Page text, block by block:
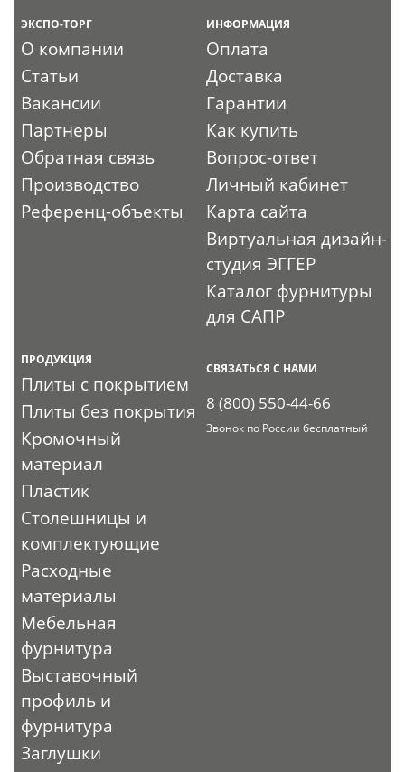
ЭКСПО-ТОРГ
О компании
Статьи
Вакансии
Партнеры
Обратная связь
Производство
Референц-объекты
ИНФОРМАЦИЯ
Оплата
Доставка
Гарантии
Как купить
Вопрос-ответ
Личный кабинет
Карта сайта
Виртуальная дизайн-
студия ЭГГЕР
Каталог фурнитуры
для САПР
ПРОДУКЦИЯ
Плиты с покрытием
Плиты без покрытия
Кромочный
материал
Пластик
Столешницы и
комплектующие
Расходные
материалы
Мебельная
фурнитура
Выставочный
профиль и
фурнитура
Заглушки
СВЯЗАТЬСЯ С НАМИ
8 (800) 550-44-66
Звонок по России бесплатный